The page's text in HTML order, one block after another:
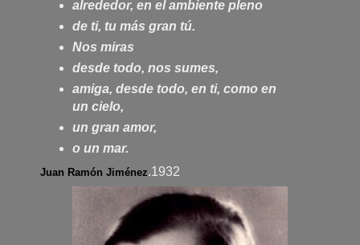
alrededor, en el ambiente pleno
de ti, tu más gran tú.
Nos miras
desde todo, nos sumes,
amiga, desde todo, en ti, como en
un cielo,
un gran amor,
o un mar.
Juan Ramón Jiménez.1932